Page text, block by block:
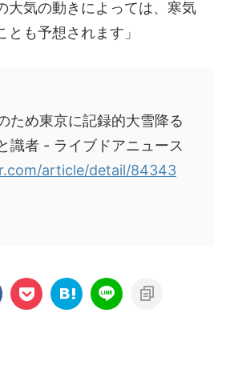
大気の動きによっては、寒気
とも予想されます」
ため東京に記録的大雪降る
識者 - ライブドアニュース
article/detail/84343